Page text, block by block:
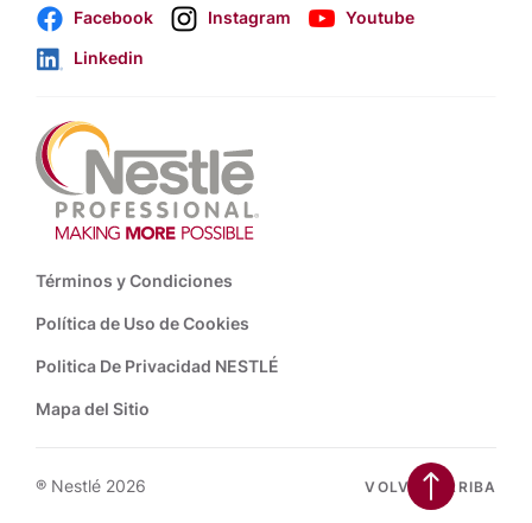
Facebook Instagram
Youtube
Linkedin
Footer
Términos y Condiciones
Política de Uso de Cookies
Politica De Privacidad NESTLÉ
Mapa del Sitio
® Nestlé 2026 VOLVER ARRIBA